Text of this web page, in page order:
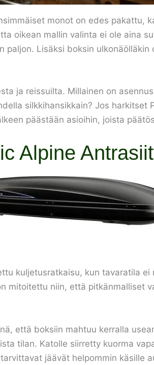
monot on edes pakattu,
oikean mallin valinta ei ole aina
Lisäksi boksin
ja reissuilta. Millainen on
silkkihansikkain? Jos
päästään asioihin, joista
Alpine
kuljetusratkaisu, kun tavaratila
mitoitettu niin, että pitkänmalliset
että boksiin mahtuu kerralla
tilan. Katolle siirretty kuorma
jäävät helpommin käsille